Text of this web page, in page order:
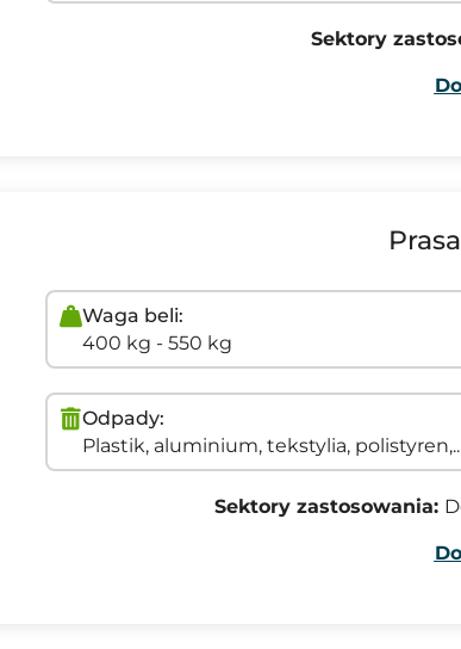
Sektory
Waga beli:
400 kg - 550 kg
Odpady:
Plastik, aluminium, tekstylia,
Sektory zastosowania: